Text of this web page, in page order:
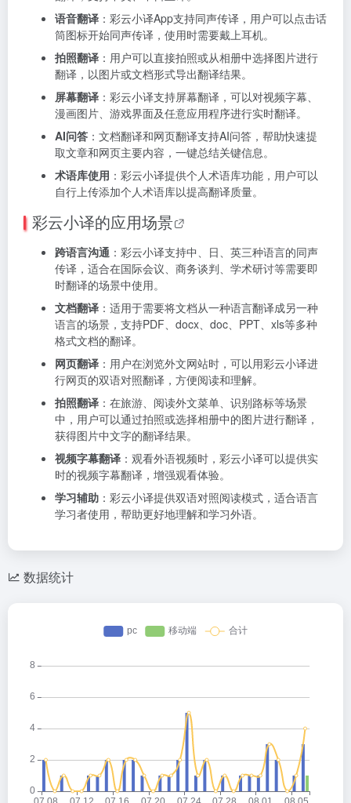
语音翻译 ：彩云小译App支持同声传译，用户可以点击话
筒图标开始同声传译，使用时需要戴上耳机。
拍照翻译 ：用户可以直接拍照或从相册中选择图片进行
翻译，以图片或文档形式导出翻译结果。
屏幕翻译 ：彩云小译支持屏幕翻译，可以对视频字幕、
漫画图片、游戏界面及任意应用程序进行实时翻译。
AI问答 ：文档翻译和网页翻译支持AI问答，帮助快速提
取文章和网页主要内容，一键总结关键信息。
术语库使用 ：彩云小译提供个人术语库功能，用户可以
自行上传添加个人术语库以提高翻译质量。
彩云小译的应用场景
跨语言沟通 ：彩云小译支持中、日、英三种语言的同声
传译，适合在国际会议、商务谈判、学术研讨等需要即
时翻译的场景中使用。
文档翻译 ：适用于需要将文档从一种语言翻译成另一种
语言的场景，支持PDF、docx、doc、PPT、xls等多种
格式文档的翻译。
网页翻译 ：用户在浏览外文网站时，可以用彩云小译进
行网页的双语对照翻译，方便阅读和理解。
拍照翻译 ：在旅游、阅读外文菜单、识别路标等场景
中，用户可以通过拍照或选择相册中的图片进行翻译，
获得图片中文字的翻译结果。
视频字幕翻译 ：观看外语视频时，彩云小译可以提供实
时的视频字幕翻译，增强观看体验。
学习辅助 ：彩云小译提供双语对照阅读模式，适合语言
学习者使用，帮助更好地理解和学习外语。
数据统计